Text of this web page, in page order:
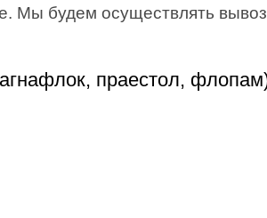
Мы будем осуществлять
праестол,